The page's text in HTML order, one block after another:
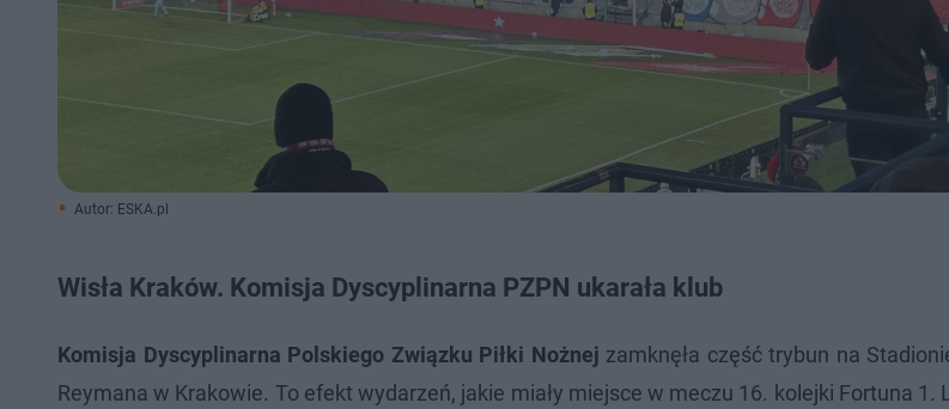
Autor: ESKA.pl
Wisła Kraków. Komisja Dyscyplinarna PZPN ukarała klub
Komisja Dyscyplinarna Polskiego Związku Piłki Nożnej zamknęła część trybun na
Reymana w Krakowie. To efekt wydarzeń, jakie miały miejsce w meczu 16. kolejki Fortuna 1.